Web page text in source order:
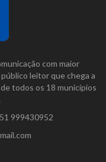
com maior
leitor que chega a
todos os 18 municípios
51 999430952